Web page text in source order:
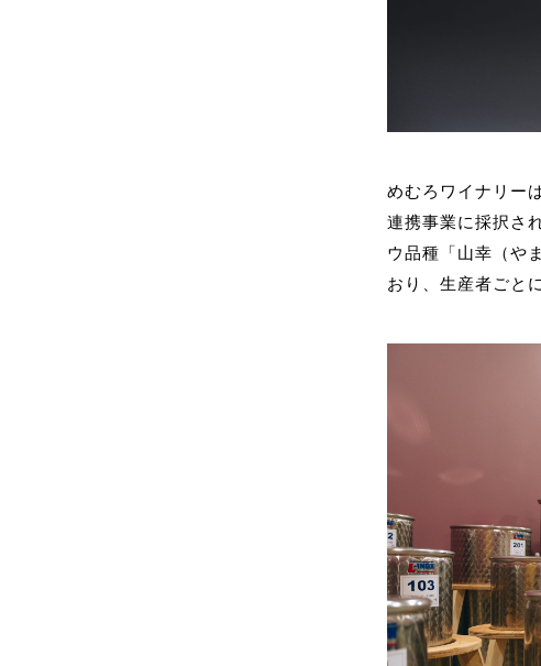
めむろワイナリー
連携事業に採択さ
ウ品種「山幸（や
おり、生産者ごと